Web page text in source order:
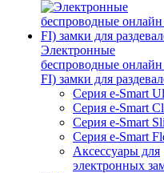
Электронные
беспроводные
FI) замки для
Серия e-Smart
Серия e-Smart
Серия e-Smart
Серия e-Smart
Аксессуары для
электронных